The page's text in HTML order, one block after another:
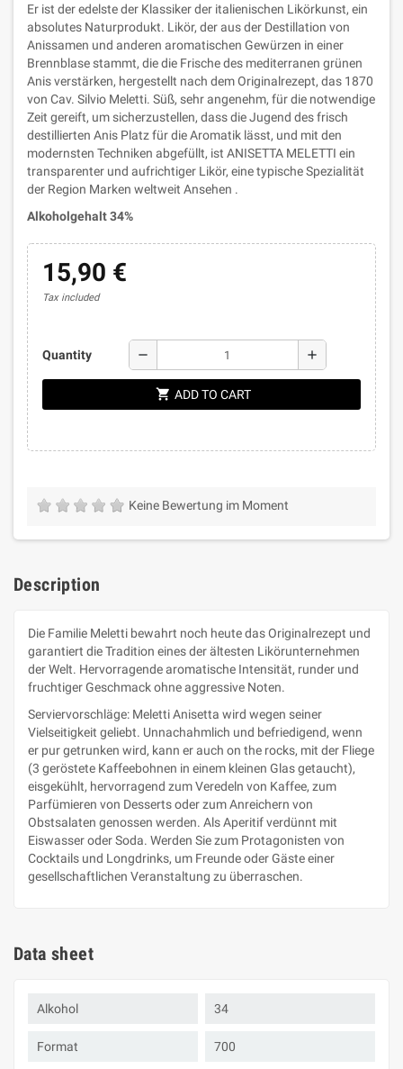
Er ist der edelste der Klassiker der italienischen Likörkunst, ein
absolutes Naturprodukt. Likör, der aus der Destillation von
Anissamen und anderen aromatischen Gewürzen in einer
Brennblase stammt, die die Frische des mediterranen grünen
Anis verstärken, hergestellt nach dem Originalrezept, das 1870
von Cav. Silvio Meletti. Süß, sehr angenehm, für die notwendige
Zeit gereift, um sicherzustellen, dass die Jugend des frisch
destillierten Anis Platz für die Aromatik lässt, und mit den
modernsten Techniken abgefüllt, ist ANISETTA MELETTI ein
transparenter und aufrichtiger Likör, eine typische Spezialität
der Region Marken weltweit Ansehen .
Alkoholgehalt 34%
15,90 €
Tax included
Quantity remove add
shopping_cart ADD TO CART
Keine Bewertung im Moment
Description
Die Familie Meletti bewahrt noch heute das Originalrezept und
garantiert die Tradition eines der ältesten Likörunternehmen
der Welt. Hervorragende aromatische Intensität, runder und
fruchtiger Geschmack ohne aggressive Noten.
Serviervorschläge: Meletti Anisetta wird wegen seiner
Vielseitigkeit geliebt. Unnachahmlich und befriedigend, wenn
er pur getrunken wird, kann er auch on the rocks, mit der Fliege
(3 geröstete Kaffeebohnen in einem kleinen Glas getaucht),
eisgekühlt, hervorragend zum Veredeln von Kaffee, zum
Parfümieren von Desserts oder zum Anreichern von
Obstsalaten genossen werden. Als Aperitif verdünnt mit
Eiswasser oder Soda. Werden Sie zum Protagonisten von
Cocktails und Longdrinks, um Freunde oder Gäste einer
gesellschaftlichen Veranstaltung zu überraschen.
Data sheet
Alkohol 34
Format 700